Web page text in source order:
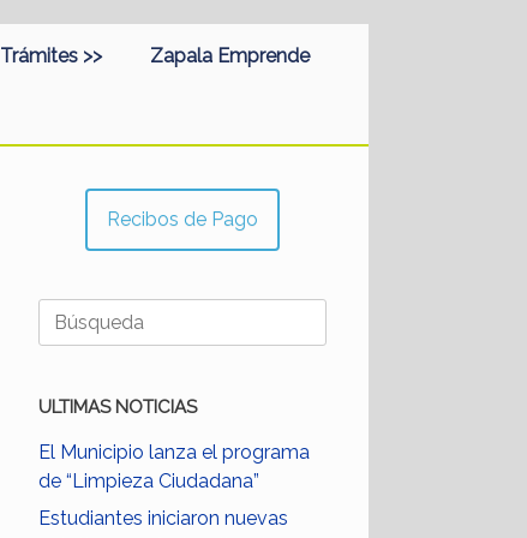
Trámites >> Zapala Emprende
Recibos de Pago
Buscar:
ULTIMAS NOTICIAS
El Municipio lanza el programa
de “Limpieza Ciudadana”
Estudiantes iniciaron nuevas